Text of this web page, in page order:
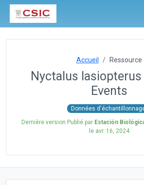
Accueil Ressource
Nyctalus lasiopterus
Events
Données
Dernière version Publié par Estación
le avr. 16, 2024